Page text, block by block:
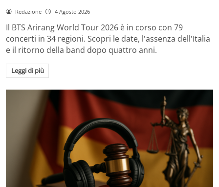
Redazione 4 Agosto 2026
Il BTS Arirang World Tour 2026 è in corso con 79
concerti in 34 regioni. Scopri le date, l'assenza dell'Italia
e il ritorno della band dopo quattro anni.
Leggi di più